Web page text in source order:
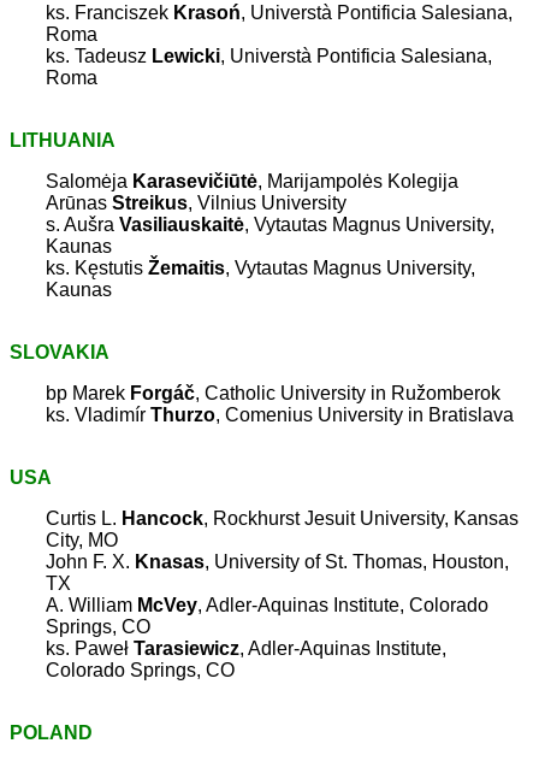
ks. Franciszek Krasoń, Universtà Pontificia Salesiana,
Roma
ks. Tadeusz Lewicki, Universtà Pontificia Salesiana,
Roma
LITHUANIA
Salomėja Karasevičiūtė, Marijampolės Kolegija
Arūnas Streikus, Vilnius University
s. Aušra Vasiliauskaitė, Vytautas Magnus University,
Kaunas
ks. Kęstutis Žemaitis, Vytautas Magnus University,
Kaunas
SLOVAKIA
bp Marek Forgáč, Catholic University in Ružomberok
ks. Vladimír Thurzo, Comenius University in Bratislava
USA
Curtis L. Hancock, Rockhurst Jesuit University, Kansas
City, MO
John F. X. Knasas, University of St. Thomas, Houston,
TX
A. William McVey, Adler-Aquinas Institute, Colorado
Springs, CO
ks. Paweł Tarasiewicz, Adler-Aquinas Institute,
Colorado Springs, CO
POLAND